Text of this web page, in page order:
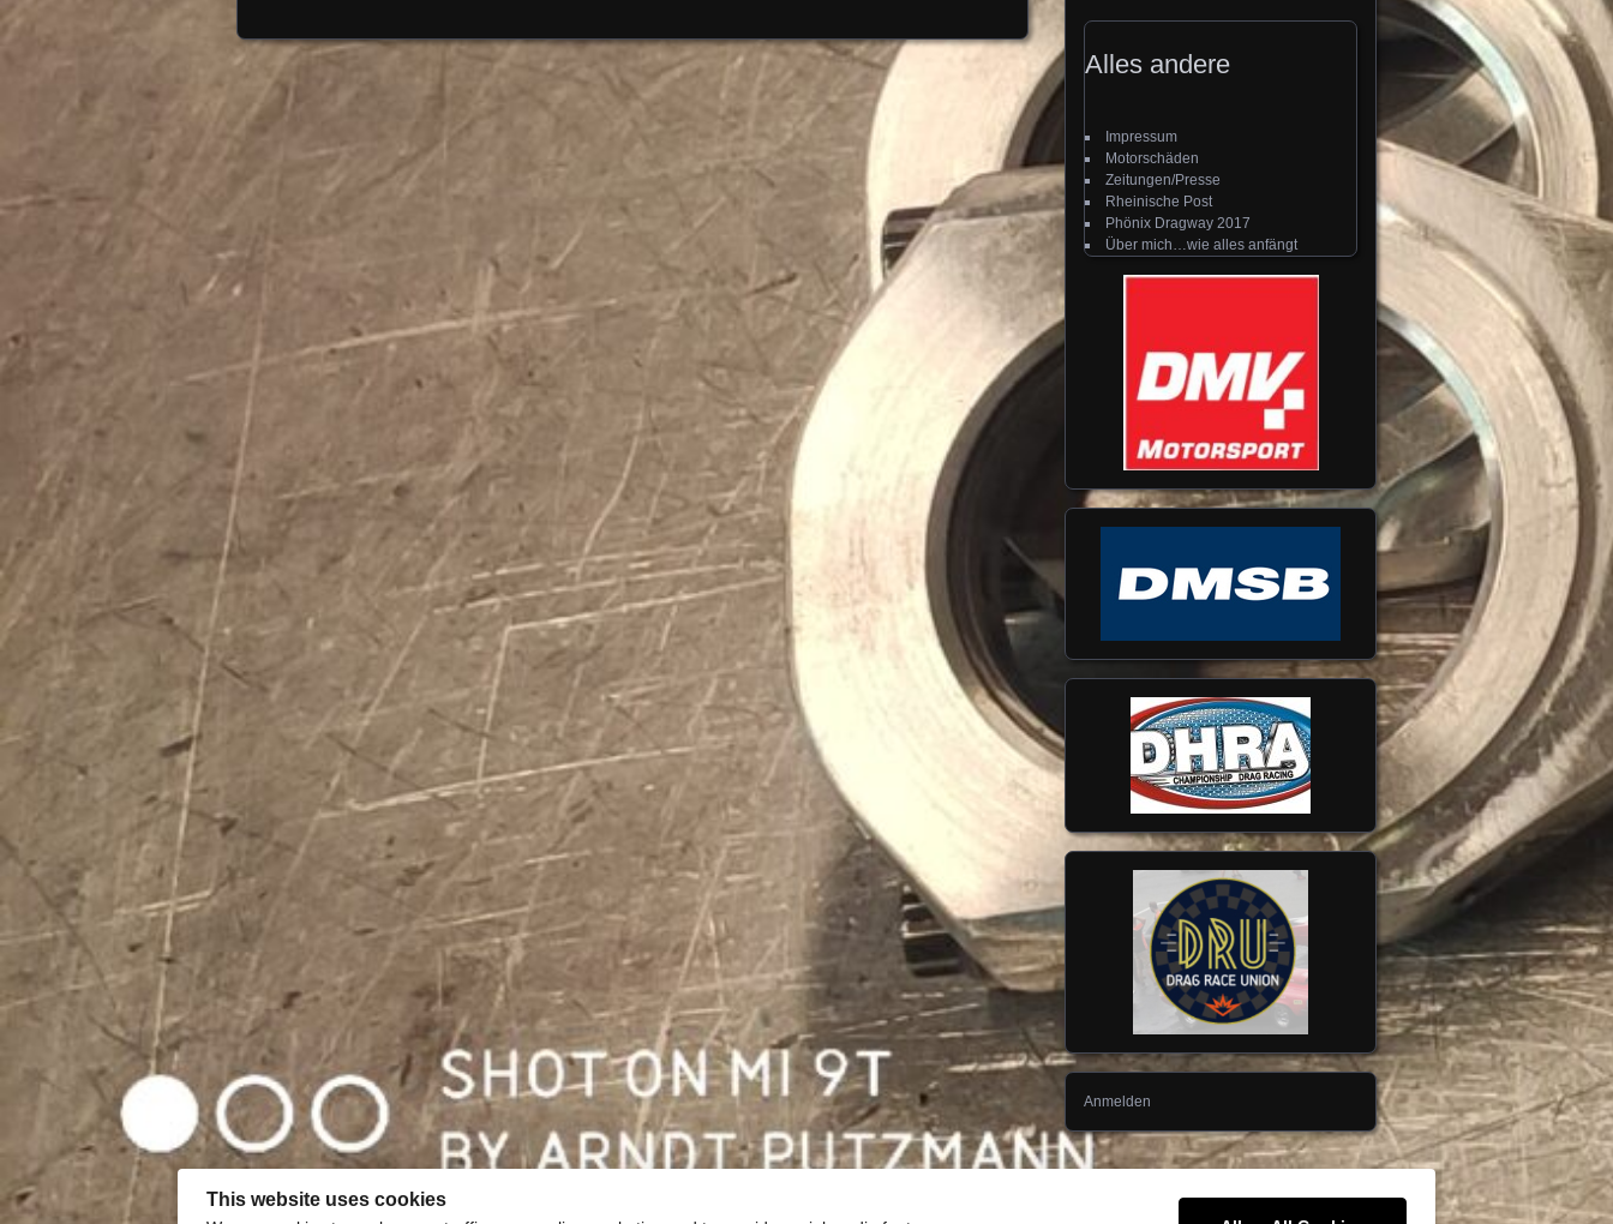
Alles andere
Impressum
Motorschäden
Zeitungen/Presse
Rheinische Post
Phönix Dragway 2017
Über mich…wie alles anfängt
Anmelden
This website uses cookies